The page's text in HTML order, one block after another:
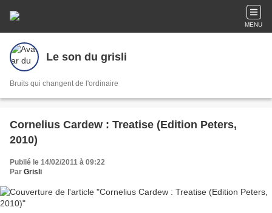
MENU
Le son du grisli
Bruits qui changent de l'ordinaire
Cornelius Cardew : Treatise (Edition Peters,
2010)
Publié le 14/02/2011 à 09:22
Par Grisli